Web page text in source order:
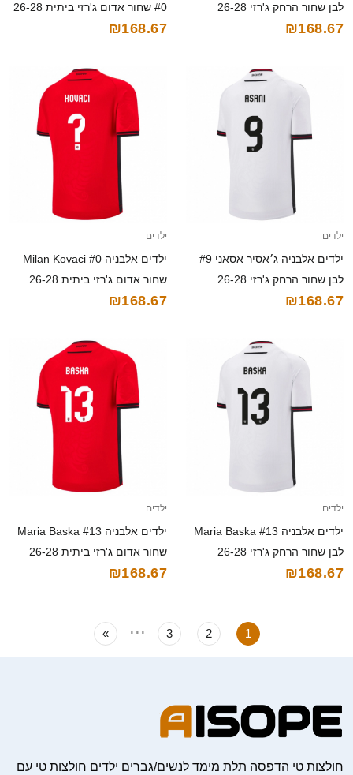
לבן שחור הרחק ג'רזי 26-28
חולצה קצרה
₪168.67
#0 שחור אדום ג'רזי ביתית 26-28
חולצה קצרה
₪168.67
ילדים
ילדים אלבניה ג׳אסיר אסאני #9
לבן שחור הרחק ג'רזי 26-28
חולצה קצרה
₪168.67
ילדים
ילדים אלבניה Milan Kovaci #0
שחור אדום ג'רזי ביתית 26-28
חולצה קצרה
₪168.67
ילדים
ילדים אלבניה Maria Baska #13
לבן שחור הרחק ג'רזי 26-28
חולצה קצרה
₪168.67
ילדים
ילדים אלבניה Maria Baska #13
שחור אדום ג'רזי ביתית 26-28
חולצה קצרה
₪168.67
1
2
3
...
»
חולצות טי הדפסה תלת מימד לנשים/גברים ילדים חולצות טי עם